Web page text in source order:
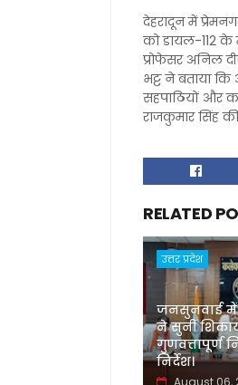
देहरादून में
को डायल-112 के
प्रोफेसर अनिल
भट्ट ने बताया
सहपाठियों और
राजकुमार सिंह की
RELATED
उत्तर प्रदेश
जनसुनवाई में
ने सुनीं
गुणवत्तापूर्ण
निर्देश।
August 06,